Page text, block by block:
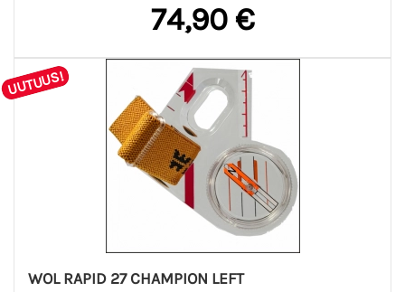
74,90 €
UUTUUS!
WOL RAPID 27 CHAMPION LEFT